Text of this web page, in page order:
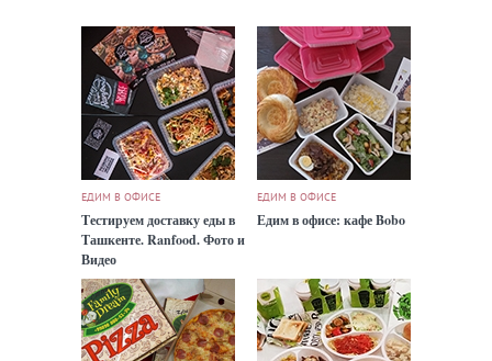
ЕДИМ В ОФИСЕ
Тестируем доставку еды в
Ташкенте. Ranfood. Фото и
Видео
ЕДИМ В ОФИСЕ
Едим в офисе: кафе Bobo